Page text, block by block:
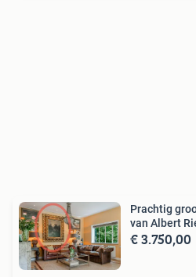
Prachtig
van Albert
€ 3.750,00